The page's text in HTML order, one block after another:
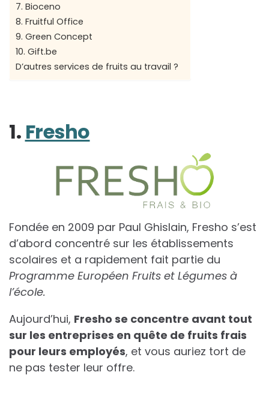
7. Bioceno
8. Fruitful Office
9. Green Concept
10. Gift.be
D’autres services de fruits au travail ?
1. Fresho
Fondée en 2009 par Paul Ghislain, Fresho s’est
d’abord concentré sur les établissements
scolaires et a rapidement fait partie du
Programme Européen Fruits et Légumes à
l’école.
Aujourd’hui, Fresho se concentre avant tout
sur les entreprises en quête de fruits frais
pour leurs employés, et vous auriez tort de
ne pas tester leur offre.